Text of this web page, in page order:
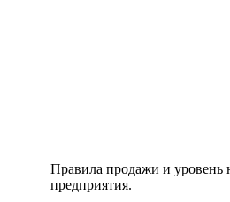
Правила продажи и уровень
предприятия.